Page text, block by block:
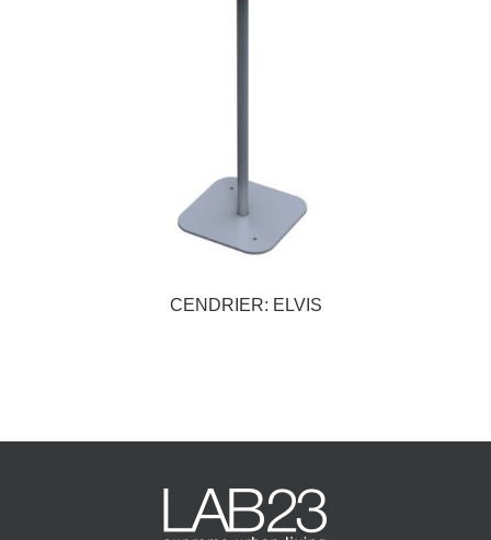
CENDRIER: ELVIS